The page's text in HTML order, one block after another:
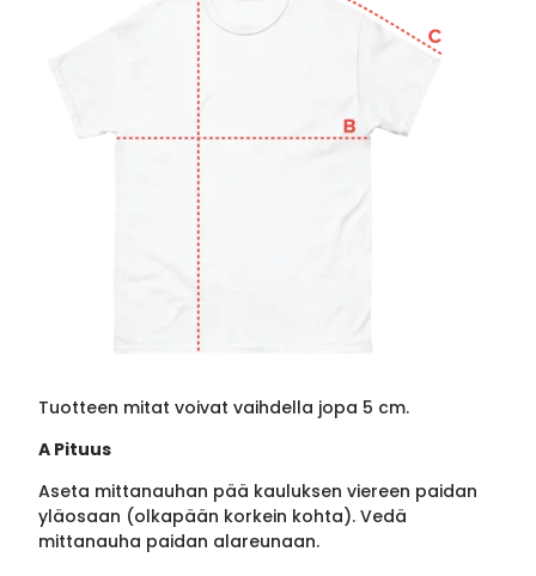
Tuotteen mitat voivat vaihdella jopa 5 cm.
A Pituus
Aseta mittanauhan pää kauluksen viereen paidan
yläosaan (olkapään korkein kohta). Vedä
mittanauha paidan alareunaan.